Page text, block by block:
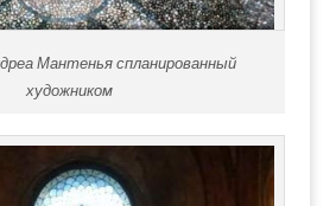
Мантенья спланированный
художником